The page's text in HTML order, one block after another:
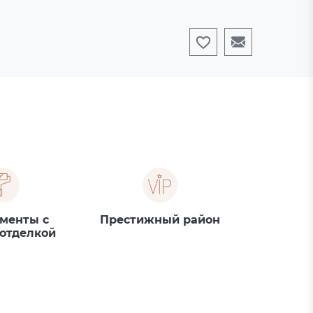
с
Престижный район